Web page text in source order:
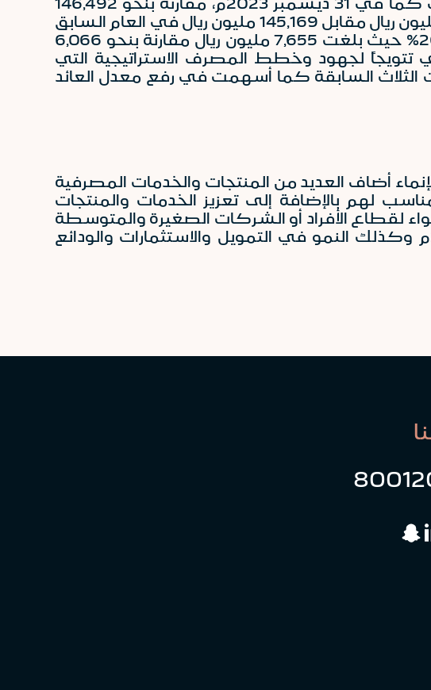
2023
م، مقارنة بنحو 146,492
مليون ريال سعودي في العام السابق. إضافة لذلك، بلغت ودائع العملاء 187,901 مليون ريال مقابل 145,169 مليون ريال في العام السابق
بزيادة قدرها 29.4%. نتيجة لذلك ارتفع صافي الدخل من التمويل والاستثمارات 26.2% حيث بلغت 7,655 مليون ريال مقارنة بنحو 6,066
تتويجاً لجهود وخطط المصرف الاستراتيجية التي
نسبة 30% لكل سنة من السنوات الثلاث السابقة كما أسهمت في رفع معدل العائد
أضاف العديد من المنتجات والخدمات المصرفية
لهم بالإضافة إلى تعزيز الخدمات والمنتجات
لقطاع الأفراد أو الشركات الصغيرة والمتوسطة
أو القطاع العام، مما ساهم في النمو المستمر في قاعدة العملاء لعام 2023م وكذلك النمو في التمويل والاستثمارات والودائع